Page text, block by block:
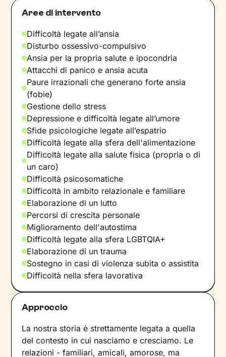
Aree di intervento
Difficoltà legate all’ansia
Disturbo ossessivo-compulsivo
Ansia per la propria salute e ipocondria
Attacchi di panico e ansia acuta
Paure irrazionali che generano forte ansia
(fobie)
Gestione dello stress
Depressione e difficoltà legate all’umore
Sfide psicologiche legate all’espatrio
Difficoltà legate alla sfera dell'alimentazione
Difficoltà legate alla salute fisica (propria o di
un caro)
Difficoltà psicosomatiche
Difficoltà in ambito relazionale e familiare
Elaborazione di un lutto
Percorsi di crescita personale
Miglioramento dell'autostima
Difficoltà legate alla sfera LGBTQIA+
Elaborazione di un trauma
Sostegno in casi di violenza subita o assistita
Difficoltà nella sfera lavorativa
Approccio
La nostra storia è strettamente legata a quella
del contesto in cui nasciamo e cresciamo. Le
relazioni - familiari, amicali, amorose, ma